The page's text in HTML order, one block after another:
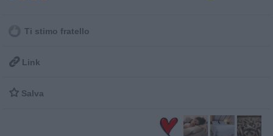
Ti stimo fratello
 Link
 Salva